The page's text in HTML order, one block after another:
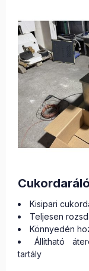
Kisipari
Teljesen
Könnyedén
Állítható
tartály